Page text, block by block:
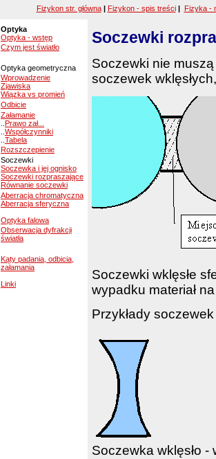
Fizykon str. główna| Fizykon - spis treści | Fizyka -
Optyka
Optyka - wstęp
Czym jest światło
Optyka geometryczna
Wprowadzenie
Zjawiska
Wiązka vs promień
Odbicie
Załamanie
Prawo zał...
Współczynniki
Tabela
Rozszczepienie
Soczewki
Soczewka i jej ognisko
Soczewki rozpraszające
Równanie soczewki
Aberracja chromatyczna
Aberracja sferyczna
Optyka falowa
Obserwacja dyfrakcji
światła
Kąty padania, odbicia,
załamania
Linki
Soczewki
Soczewki nie
soczewek
Soczewki wklęsłe
wypadku materiał
Przykłady
Soczewka wklęsło -